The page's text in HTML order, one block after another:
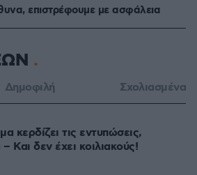
επιστρέφουμε με ασφάλεια
Δημοφιλή Σχολιασμένα
κερδίζει τις εντυπώσεις,
Και δεν έχει κοιλιακούς!